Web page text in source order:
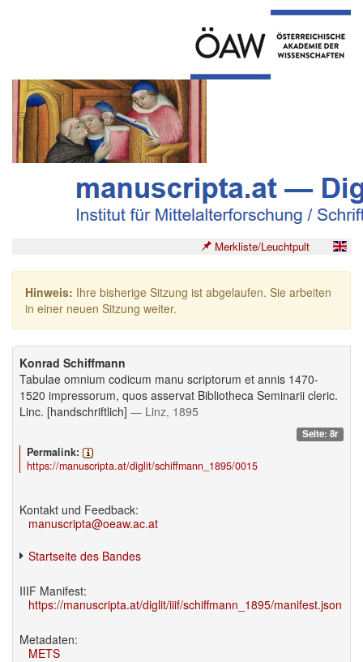
Merkliste/Leuchtpult
Hinweis: Ihre bisherige Sitzung ist abgelaufen. Sie arbeiten
in einer neuen Sitzung weiter.
Konrad Schiffmann
Tabulae omnium codicum manu scriptorum et annis 1470-
1520 impressorum, quos asservat Bibliotheca Seminarii cleric.
Linc. [handschriftlich] — Linz, 1895
Seite: 8r
Permalink:
https://manuscripta.at/diglit/schiffmann_1895/0015
Kontakt und Feedback:
manuscripta@oeaw.ac.at
Startseite des Bandes
IIIF Manifest:
https://manuscripta.at/diglit/iiif/schiffmann_1895/manifest.json
Metadaten:
METS